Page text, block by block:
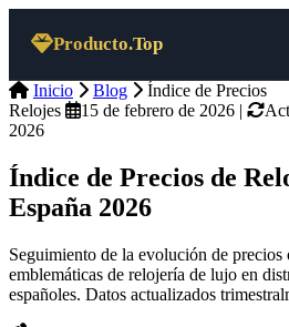
Producto.Top
Inicio Blog
Índice de Precios
Relojes
15 de febrero de 2026 |
2026
Índice de Precios de
España 2026
Seguimiento de la evolución de precios
emblemáticas de relojería de lujo en
españoles. Datos actualizados